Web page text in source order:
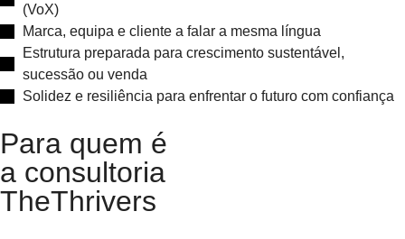
(VoX)
Marca, equipa e cliente a falar a mesma língua
Estrutura preparada para crescimento sustentável,
sucessão ou venda
Solidez e resiliência para enfrentar o futuro com confiança
Para quem é
a consultoria
TheThrivers​